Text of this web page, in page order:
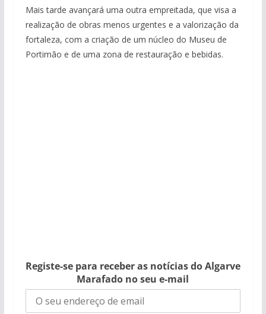
Mais tarde avançará uma outra empreitada, que visa a
realização de obras menos urgentes e a valorização da
fortaleza, com a criação de um núcleo do Museu de
Portimão e de uma zona de restauração e bebidas.
Registe-se para receber as notícias do Algarve
Marafado no seu e-mail